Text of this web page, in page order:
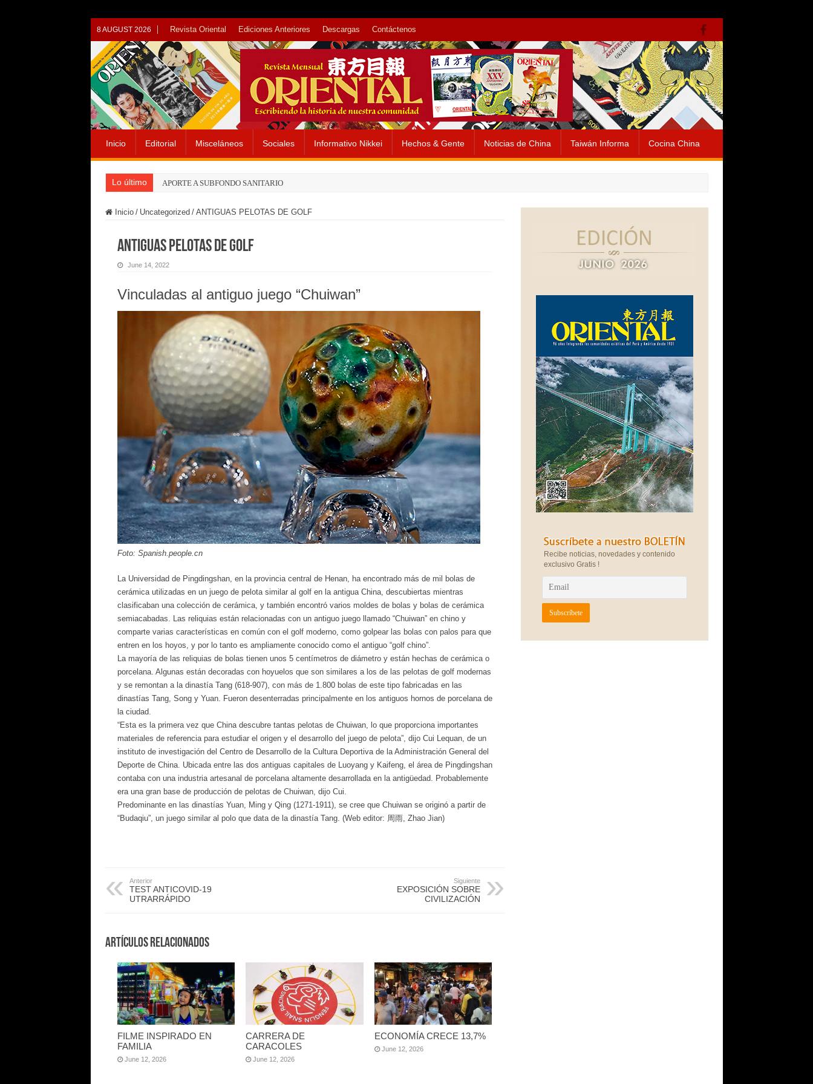
8 AUGUST 2026 Revista Oriental Ediciones Anteriores Descargas Contáctenos
Inicio Editorial Misceláneos Sociales Informativo Nikkei Hechos & Gente Noticias de China Taiwán Informa Cocina China
Lo último APORTE A SUBFONDO SANITARIO
Inicio / Uncategorized / ANTIGUAS PELOTAS DE GOLF
ANTIGUAS PELOTAS DE GOLF
June 14, 2022
Vinculadas al antiguo juego “Chuiwan”
Foto: Spanish.people.cn
La Universidad de Pingdingshan, en la provincia central de Henan, ha encontrado más de mil bolas de
cerámica utilizadas en un juego de pelota similar al golf en la antigua China, descubiertas mientras
clasificaban una colección de cerámica, y también encontró varios moldes de bolas y bolas de cerámica
semiacabadas. Las reliquias están relacionadas con un antiguo juego llamado “Chuiwan” en chino y
comparte varias características en común con el golf moderno, como golpear las bolas con palos para que
entren en los hoyos, y por lo tanto es ampliamente conocido como el antiguo “golf chino”.
La mayoría de las reliquias de bolas tienen unos 5 centímetros de diámetro y están hechas de cerámica o
porcelana. Algunas están decoradas con hoyuelos que son similares a los de las pelotas de golf modernas
y se remontan a la dinastía Tang (618-907), con más de 1.800 bolas de este tipo fabricadas en las
dinastías Tang, Song y Yuan. Fueron desenterradas principalmente en los antiguos hornos de porcelana de
la ciudad.
“Esta es la primera vez que China descubre tantas pelotas de Chuiwan, lo que proporciona importantes
materiales de referencia para estudiar el origen y el desarrollo del juego de pelota”, dijo Cui Lequan, de un
instituto de investigación del Centro de Desarrollo de la Cultura Deportiva de la Administración General del
Deporte de China. Ubicada entre las dos antiguas capitales de Luoyang y Kaifeng, el área de Pingdingshan
contaba con una industria artesanal de porcelana altamente desarrollada en la antigüedad. Probablemente
era una gran base de producción de pelotas de Chuiwan, dijo Cui.
Predominante en las dinastías Yuan, Ming y Qing (1271-1911), se cree que Chuiwan se originó a partir de
“Budaqiu”, un juego similar al polo que data de la dinastía Tang. (Web editor: 周雨, Zhao Jian)
Anterior
TEST ANTICOVID-19
UTRARRÁPIDO
Siguiente
EXPOSICIÓN SOBRE
CIVILIZACIÓN
Artículos Relacionados
FILME INSPIRADO EN
FAMILIA
June 12, 2026
CARRERA DE
CARACOLES
June 12, 2026
ECONOMÍA CRECE 13,7%
June 12, 2026
Recibe noticias, novedades y contenido
exclusivo Gratis !